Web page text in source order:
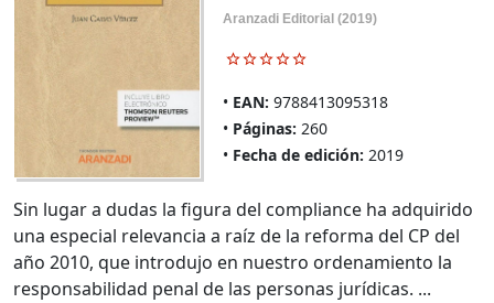
Aranzadi Editorial (2019)
EAN: 9788413095318
Páginas: 260
Fecha de edición: 2019
Sin lugar a dudas la figura del compliance ha adquirido
una especial relevancia a raíz de la reforma del CP del
año 2010, que introdujo en nuestro ordenamiento la
responsabilidad penal de las personas jurídicas. ...